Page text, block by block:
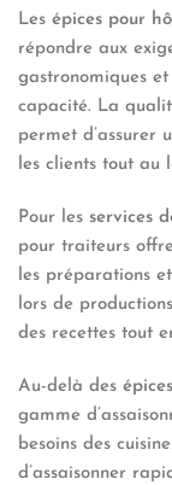
Les épices pour
répondre aux
gastronomiques
capacité. La
permet d’assurer
les clients tout au
Pour les services
pour traiteurs
les préparations
lors de
des recettes tout
Au-delà des épices
gamme
besoins des
d’assaisonner